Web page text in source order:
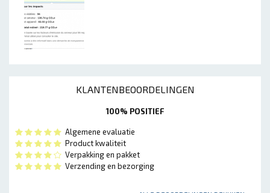
KLANTENBEOORDELINGEN
100% POSITIEF
Algemene evaluatie
Product kwaliteit
Verpakking en pakket
Verzending en bezorging